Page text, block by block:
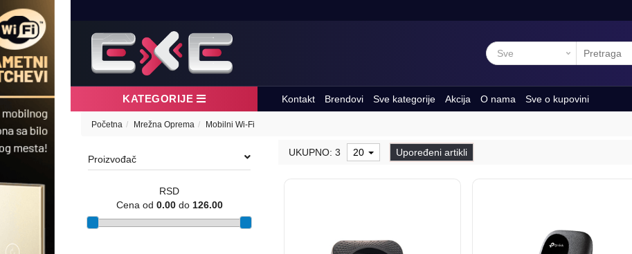
KATEGORIJE Kontakt Brendovi Sve kategorije Akcija O nama Sve o kupovini
Početna Mrežna Oprema Mobilni Wi-Fi
Proizvođač
RSD
Cena od 0.00do 126.00
UKUPNO: 3 20 Upoređeni artikli